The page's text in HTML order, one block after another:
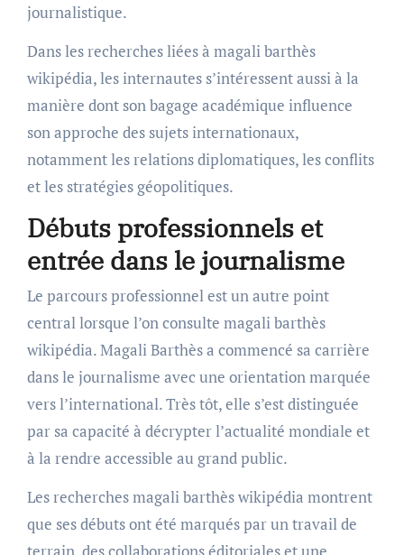
journalistique.
Dans les recherches liées à magali barthès
wikipédia, les internautes s’intéressent aussi à la
manière dont son bagage académique influence
son approche des sujets internationaux,
notamment les relations diplomatiques, les conflits
et les stratégies géopolitiques.
Débuts professionnels et
entrée dans le journalisme
Le parcours professionnel est un autre point
central lorsque l’on consulte magali barthès
wikipédia. Magali Barthès a commencé sa carrière
dans le journalisme avec une orientation marquée
vers l’international. Très tôt, elle s’est distinguée
par sa capacité à décrypter l’actualité mondiale et
à la rendre accessible au grand public.
Les recherches magali barthès wikipédia montrent
que ses débuts ont été marqués par un travail de